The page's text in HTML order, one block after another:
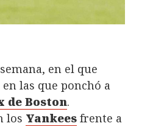
en el que
las que ponchó a
de Boston.
los Yankees frente a